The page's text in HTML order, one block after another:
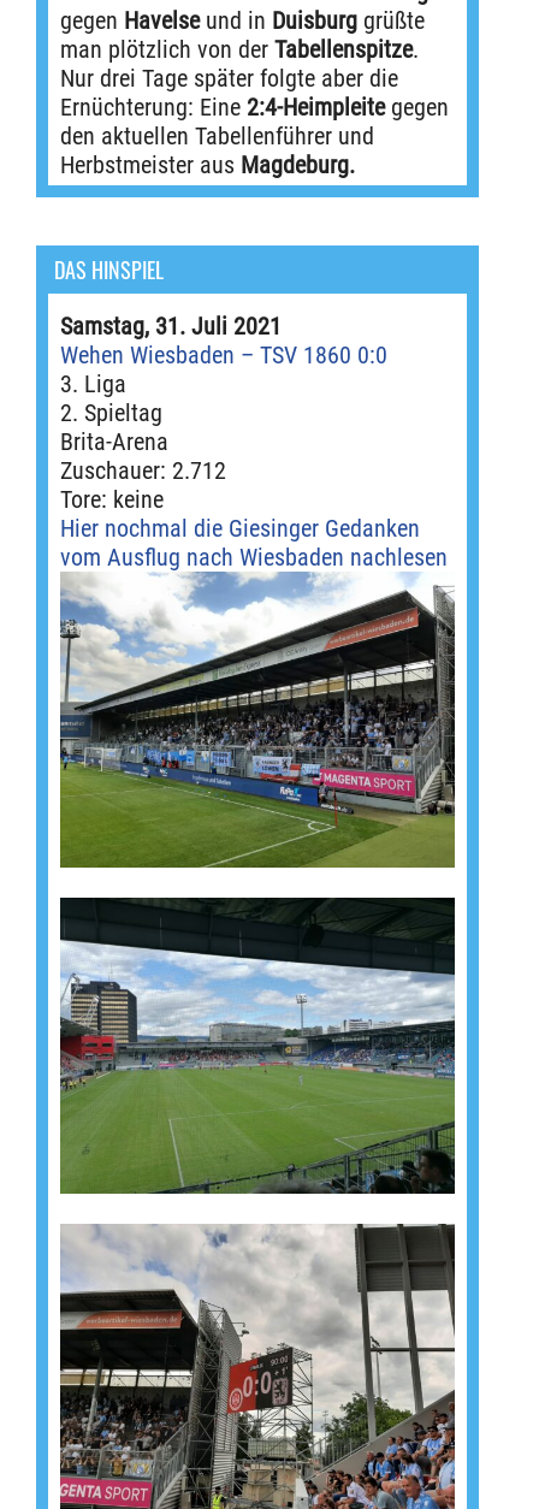
gegen Havelseund in Duisburg grüßte
man plötzlich von der Tabellenspitze.
Nur drei Tage später folgte aber die
Ernüchterung: Eine 2:4-Heimpleitegegen
den aktuellen Tabellenführer und
Herbstmeister aus Magdeburg.
DAS HINSPIEL
Samstag, 31. Juli 2021
Wehen Wiesbaden – TSV 1860 0:0
3. Liga
2. Spieltag
Brita-Arena
Zuschauer: 2.712
Tore: keine
Hier nochmal die Giesinger Gedanken
vom Ausflug nach Wiesbaden nachlesen